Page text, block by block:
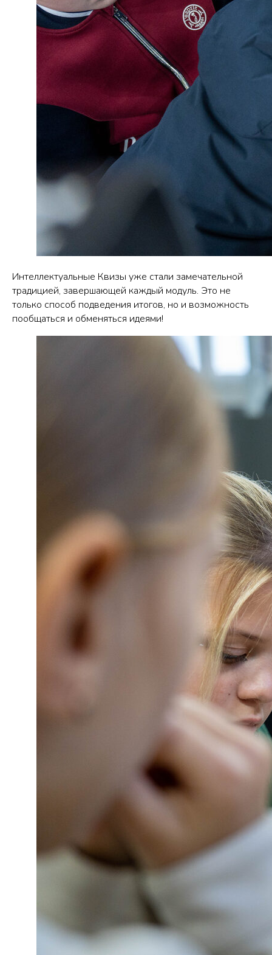
Интеллектуальные Квизы уже стали замечательной
традицией, завершающей каждый модуль. Это не
только способ подведения итогов, но и возможность
пообщаться и обменяться идеями!